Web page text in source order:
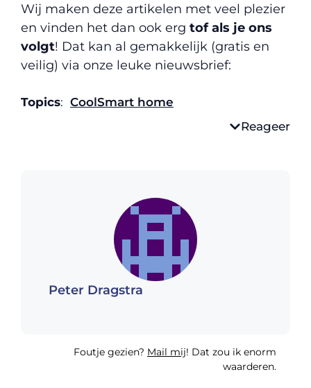
Wij maken deze artikelen met veel plezier
en vinden het dan ook erg tof als je ons
volgt! Dat kan al gemakkelijk (gratis en
veilig) via onze leuke nieuwsbrief:
Topics: CoolSmart home
Reageer
Peter Dragstra
Foutje gezien? Mail mij! Dat zou ik enorm
waarderen.